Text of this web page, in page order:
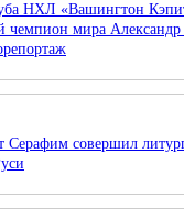
НХЛ «Вашингтон
чемпион мира
Серафим совершил